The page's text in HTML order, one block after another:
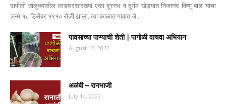
दापोली तालुक्यातील लाडघरसारख्या एका दूरस्थ व दुर्गम खेड्यात निजानंद विष्णू बाळ यांचा
जन्म १८ डिसेंबर १९१० रोजी झाला. त्या काळात गावात जे...
पावसाच्या पाण्याची शेती | पागोळी वाचवा अभियान
August 12, 2022
अळंबी – रानभाजी
July 14, 2022